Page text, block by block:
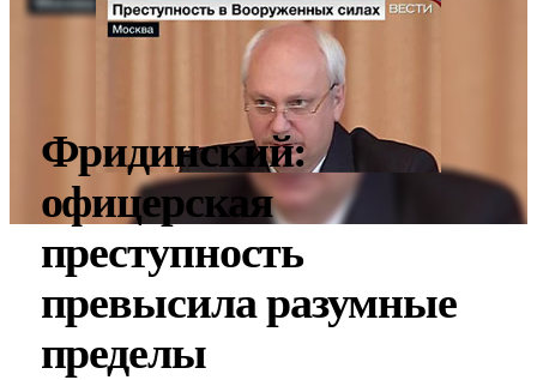
Фридинский:
офицерская
преступность
превысила разумные
пределы